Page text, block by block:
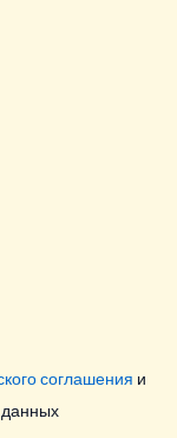
соглашения и
данных